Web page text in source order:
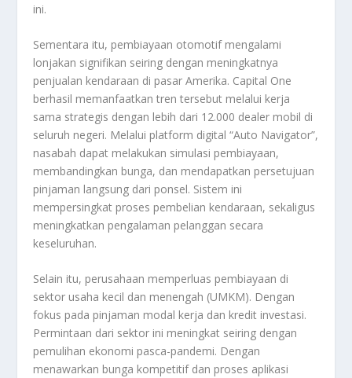
ini.
Sementara itu, pembiayaan otomotif mengalami
lonjakan signifikan seiring dengan meningkatnya
penjualan kendaraan di pasar Amerika. Capital One
berhasil memanfaatkan tren tersebut melalui kerja
sama strategis dengan lebih dari 12.000 dealer mobil di
seluruh negeri. Melalui platform digital “Auto Navigator”,
nasabah dapat melakukan simulasi pembiayaan,
membandingkan bunga, dan mendapatkan persetujuan
pinjaman langsung dari ponsel. Sistem ini
mempersingkat proses pembelian kendaraan, sekaligus
meningkatkan pengalaman pelanggan secara
keseluruhan.
Selain itu, perusahaan memperluas pembiayaan di
sektor usaha kecil dan menengah (UMKM). Dengan
fokus pada pinjaman modal kerja dan kredit investasi.
Permintaan dari sektor ini meningkat seiring dengan
pemulihan ekonomi pasca-pandemi. Dengan
menawarkan bunga kompetitif dan proses aplikasi